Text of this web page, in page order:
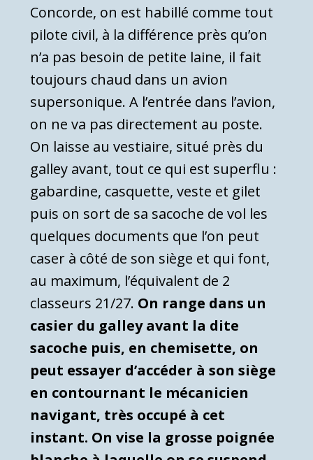
Concorde, on est habillé comme tout
pilote civil, à la différence près qu’on
n’a pas besoin de petite laine, il fait
toujours chaud dans un avion
supersonique. A l’entrée dans l’avion,
on ne va pas directement au poste.
On laisse au vestiaire, situé près du
galley avant, tout ce qui est superflu :
gabardine, casquette, veste et gilet
puis on sort de sa sacoche de vol les
quelques documents que l’on peut
caser à côté de son siège et qui font,
au maximum, l’équivalent de 2
classeurs 21/27. On range dans un
casier du galley avant la dite
sacoche puis, en chemisette, on
peut essayer d’accéder à son siège
en contournant le mécanicien
navigant, très occupé à cet
instant. On vise la grosse poignée